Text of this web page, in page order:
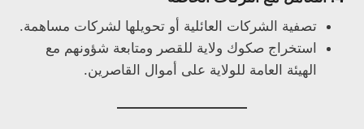
تصفية الشركات العائلية أو تحويلها لشركات مساهمة.
استخراج صكوك ولاية للقصر ومتابعة شؤونهم مع
الهيئة العامة للولاية على أموال القاصرين.